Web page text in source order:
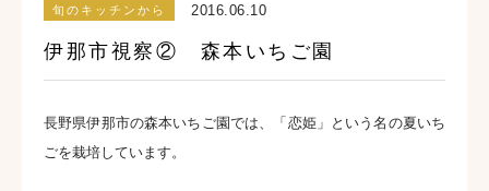
旬のキッチンから 2016.06.10
伊那市視察② 森本いちご園
長野県伊那市の森本いちご園では、「恋姫」という名の夏いち
ごを栽培しています。